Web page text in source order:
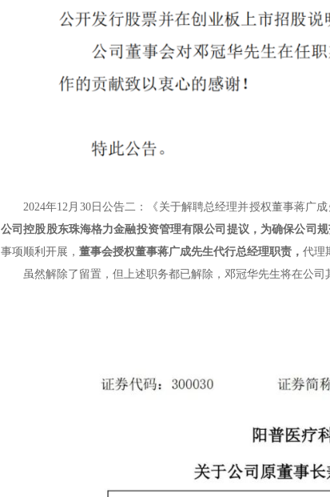
2024年12月30日公告二：《关于解聘总经理并授权董事蒋广
公司控股股东珠海格力金融投资管理有限公司提议，为确保公司
事项顺利开展， 董事会授权董事蒋广成先生代行总经理职责， 代理
虽然解除了留置，但上述职务都已解除，邓冠华先生将在公司